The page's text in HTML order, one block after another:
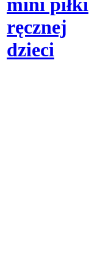
ręcznej
dzieci